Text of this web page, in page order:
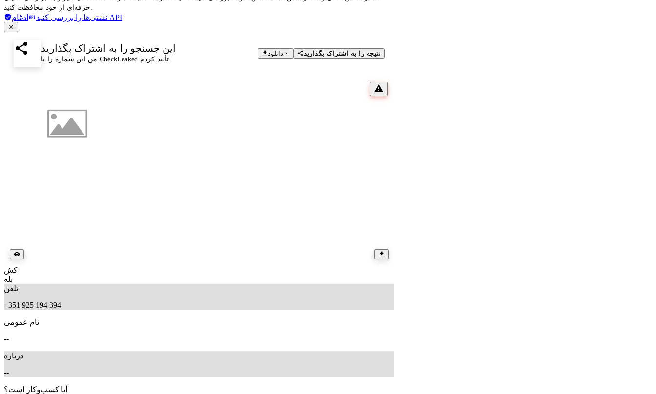
نشتی‌ها را بررسی کنید ادغام API
این جستجو را به اشتراک بگذارید
من این شماره را با CheckLeaked تأیید کردم
دانلود نتیجه را به اشتراک بگذارید
کش
بله
تلفن
+351 925 194 394
نام عمومی
--
درباره
--
آیا کسب‌وکار است؟